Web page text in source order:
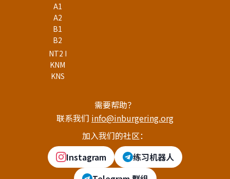
A1
A2
B1
B2
NT2 I
KNM
KNS
需要帮助？
联系我们 info@inburgering.org
加入我们的社区：
Instagram
练习机器人